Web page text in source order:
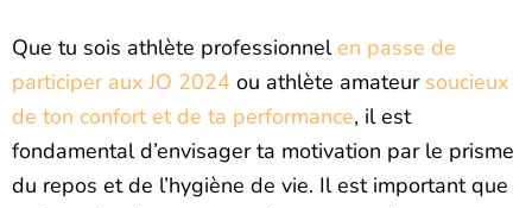
Que tu sois athlète professionnel en passe de
participer aux JO 2024 ou athlète amateur soucieux
de ton confort et de ta performance, il est
fondamental d’envisager ta motivation par le prisme
du repos et de l’hygiène de vie. Il est important que